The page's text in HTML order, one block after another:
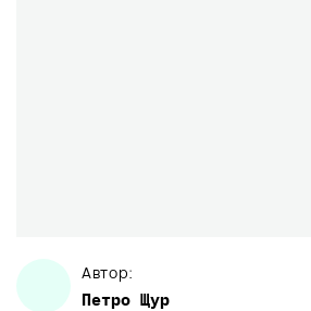
Автор:
Петро Щур